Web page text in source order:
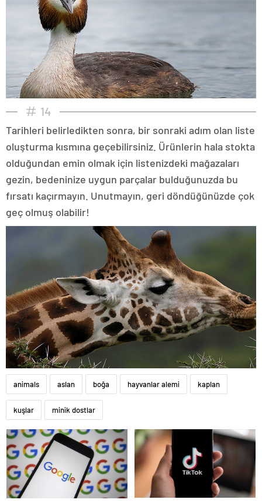
14
Tarihleri belirledikten sonra, bir sonraki adım olan liste
oluşturma kısmına geçebilirsiniz. Ürünlerin hala stokta
olduğundan emin olmak için listenizdeki mağazaları
gezin, bedeninize uygun parçalar bulduğunuzda bu
fırsatı kaçırmayın. Unutmayın, geri döndüğünüzde çok
geç olmuş olabilir!
animals aslan boğa hayvanlar alemi kaplan
kuşlar minik dostlar